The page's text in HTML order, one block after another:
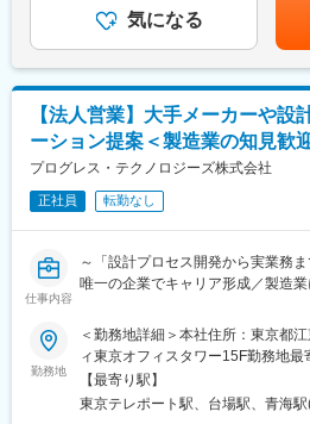
◇デジタル人材認定等の人事制度
◇社内外のデジタル・データを活
■業務のやりがい：
M365や生成AI等の最先端技術を使
育成し、業務変革していく業務を通
ップレベルのDX推進を経験するこ
■身につくスキル：
・M365 Copilot、Power Platform等
・製造業・自動車業界ならではの
・人材育成・発掘など組織設計に
・プロジェクト全体を俯瞰した計
・社内外との交渉などを通したコ
ず）40歳（大卒入社18年目）1320
までも目安の金額であり、選考を通
す。月給(月額)は固定手当を含めた
気になる
【法人営業】大手メーカーや設
ーション提案＜製造業の知見歓
プログレス・テクノロジーズ株式会社
正社員 転勤なし
仕事内容
～「設計プロセス開発から実業務
唯一の企業でキャリア形成／製造
■職務内容／ミッション
自動車や半導体、精密機器など日
メーカー、その他設計開発現場が
タ管理に関する課題に対し、ダッソ
勤務地
＜勤務地詳細＞本社住所：東京都
ィ東京オフィスタワー15F勤務地
ポート駅受動喫煙対策：屋内全面
事業所
【最寄り駅】
東京テレポート駅、台場駅、青海